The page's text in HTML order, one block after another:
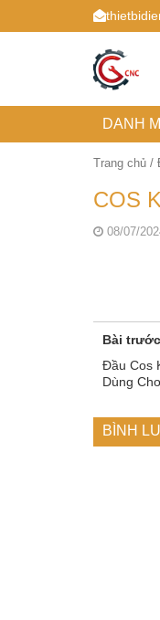
DANH
Trang chủ /
COS
08/07/
Bài trước
Đầu Cos
Dùng
BÌNH